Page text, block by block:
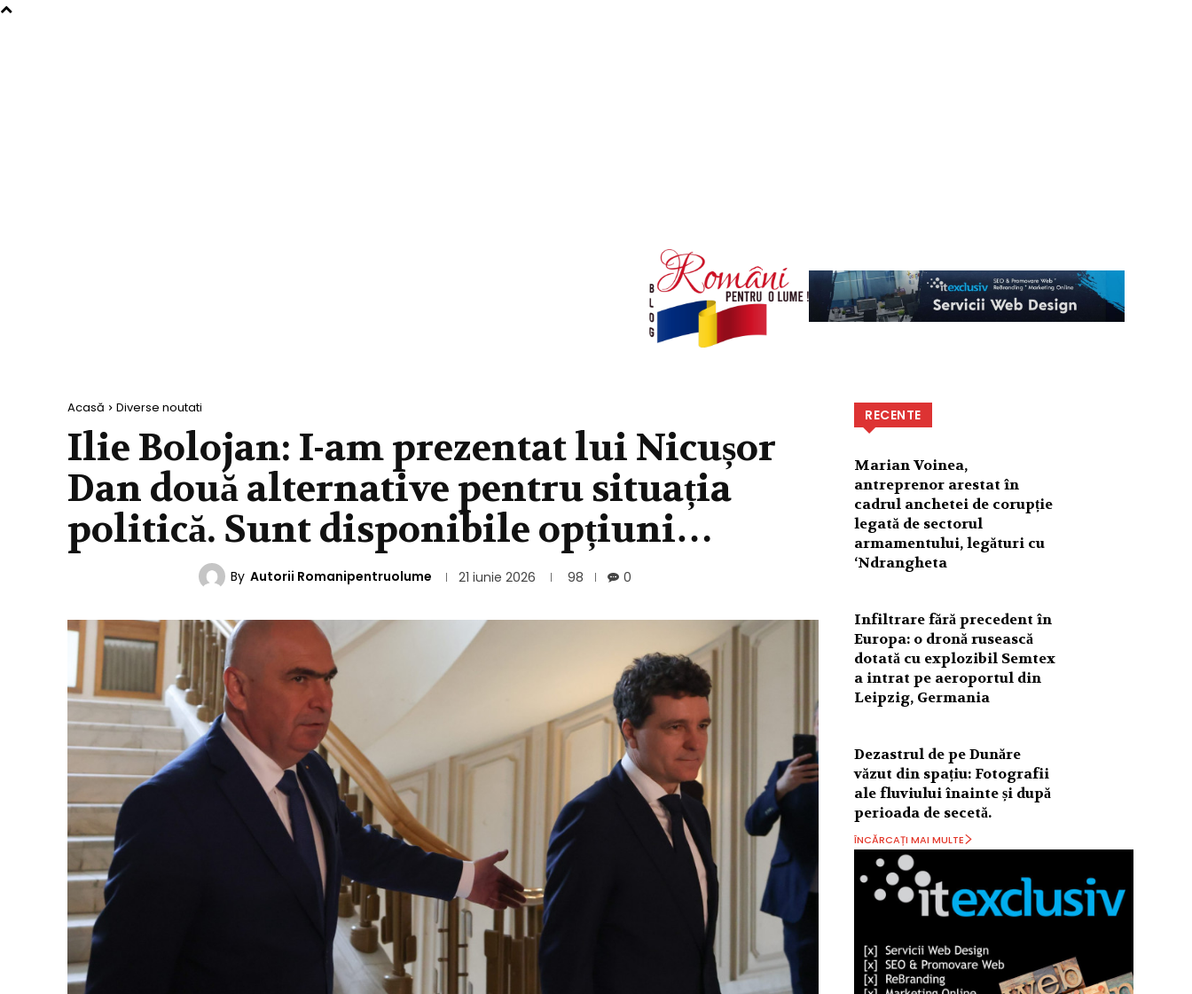
Acasă Diverse noutati
Ilie Bolojan: I-am prezentat lui Nicușor
Dan două alternative pentru situația
politică. Sunt disponibile opțiuni…
By Autorii Romanipentruolume 21 iunie 2026 98 0
RECENTE
Marian Voinea,
antreprenor arestat în
cadrul anchetei de corupție
legată de sectorul
armamentului, legături cu
‘Ndrangheta
Infiltrare fără precedent în
Europa: o dronă rusească
dotată cu explozibil Semtex
a intrat pe aeroportul din
Leipzig, Germania
Dezastrul de pe Dunăre
văzut din spațiu: Fotografii
ale fluviului înainte și după
perioada de secetă.
ÎNCĂRCAȚI MAI MULTE